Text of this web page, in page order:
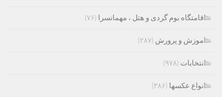
اقامتگاه بوم گردی و هتل ، مهمانسرا (۷۶)
اموزش و پرورش (۲۸۷)
انتخابات (۹۷۸)
انواع عکسها (۳۸۶)